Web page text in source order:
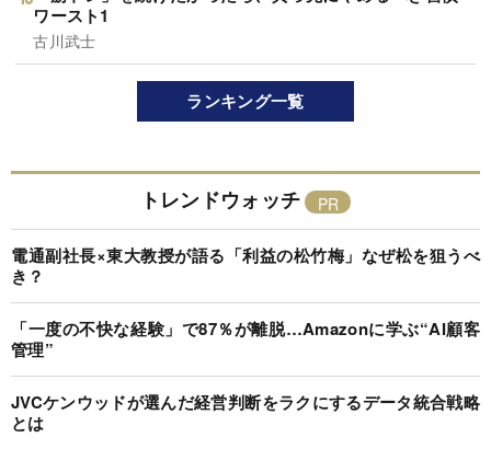
ワースト1
古川武士
ランキング一覧
トレンドウォッチ
電通副社長×東大教授が語る「利益の松竹梅」なぜ松を狙うべ
き？
「一度の不快な経験」で87％が離脱…Amazonに学ぶ“AI顧客
管理”
JVCケンウッドが選んだ経営判断をラクにするデータ統合戦略
とは